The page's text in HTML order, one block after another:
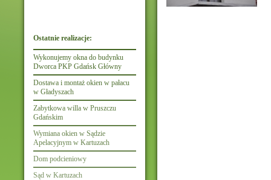
Ostatnie realizacje:
Wykonujemy okna do budynku
Dworca PKP Gdańsk Główny
Dostawa i montaż okien w pałacu
w Gładyszach
Zabytkowa willa w Pruszczu
Gdańskim
Wymiana okien w Sądzie
Apelacyjnym w Kartuzach
Dom podcieniowy
Sąd w Kartuzach